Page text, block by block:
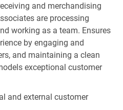
and merchandising
are processing
working as a team. Ensures
by engaging and
and maintaining a clean
exceptional customer
and external customer